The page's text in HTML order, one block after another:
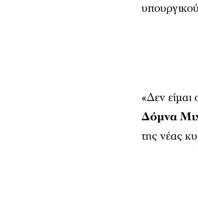
«Δεν
Δόμνα
της νέας